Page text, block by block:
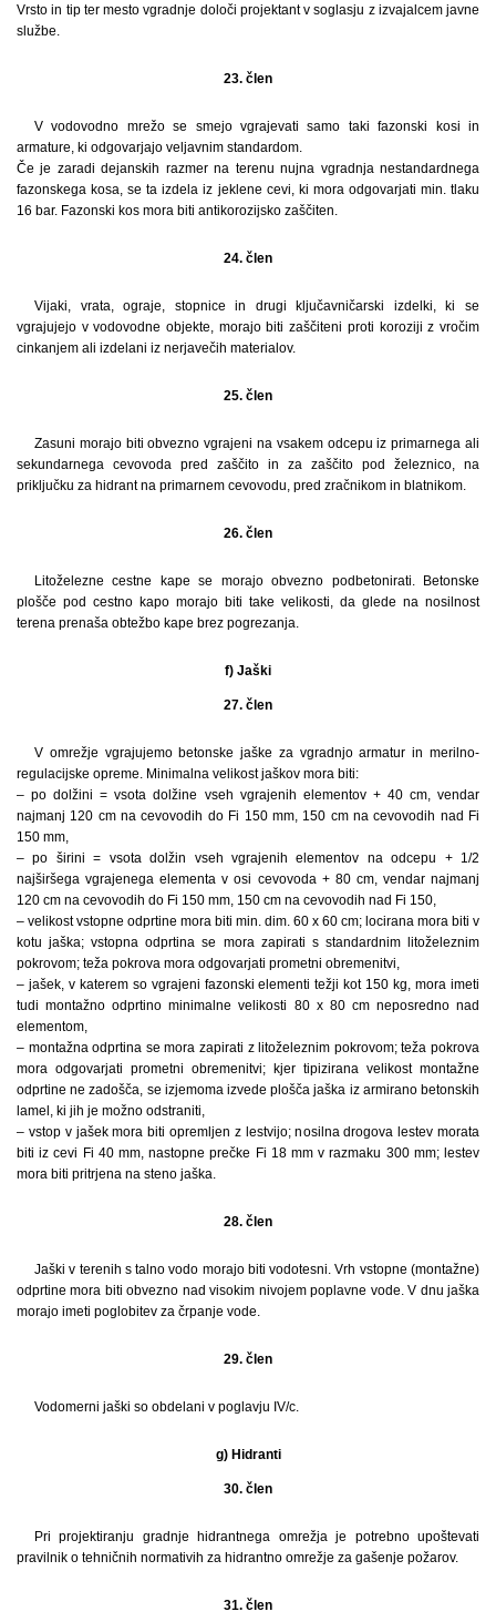
Vrsto in tip ter mesto vgradnje določi projektant v soglasju z izvajalcem javne
službe.
23. člen
V vodovodno mrežo se smejo vgrajevati samo taki fazonski kosi in
armature, ki odgovarjajo veljavnim standardom.
Če je zaradi dejanskih razmer na terenu nujna vgradnja nestandardnega
fazonskega kosa, se ta izdela iz jeklene cevi, ki mora odgovarjati min. tlaku
16 bar. Fazonski kos mora biti antikorozijsko zaščiten.
24. člen
Vijaki, vrata, ograje, stopnice in drugi ključavničarski izdelki, ki se
vgrajujejo v vodovodne objekte, morajo biti zaščiteni proti koroziji z vročim
cinkanjem ali izdelani iz nerjavečih materialov.
25. člen
Zasuni morajo biti obvezno vgrajeni na vsakem odcepu iz primarnega ali
sekundarnega cevovoda pred zaščito in za zaščito pod železnico, na
priključku za hidrant na primarnem cevovodu, pred zračnikom in blatnikom.
26. člen
Litoželezne cestne kape se morajo obvezno podbetonirati. Betonske
plošče pod cestno kapo morajo biti take velikosti, da glede na nosilnost
terena prenaša obtežbo kape brez pogrezanja.
f) Jaški
27. člen
V omrežje vgrajujemo betonske jaške za vgradnjo armatur in merilno-
regulacijske opreme. Minimalna velikost jaškov mora biti:
– po dolžini = vsota dolžine vseh vgrajenih elementov + 40 cm, vendar
najmanj 120 cm na cevovodih do Fi 150 mm, 150 cm na cevovodih nad Fi
150 mm,
– po širini = vsota dolžin vseh vgrajenih elementov na odcepu + 1/2
najširšega vgrajenega elementa v osi cevovoda + 80 cm, vendar najmanj
120 cm na cevovodih do Fi 150 mm, 150 cm na cevovodih nad Fi 150,
– velikost vstopne odprtine mora biti min. dim. 60 x 60 cm; locirana mora biti v
kotu jaška; vstopna odprtina se mora zapirati s standardnim litoželeznim
pokrovom; teža pokrova mora odgovarjati prometni obremenitvi,
– jašek, v katerem so vgrajeni fazonski elementi težji kot 150 kg, mora imeti
tudi montažno odprtino minimalne velikosti 80 x 80 cm neposredno nad
elementom,
– montažna odprtina se mora zapirati z litoželeznim pokrovom; teža pokrova
mora odgovarjati prometni obremenitvi; kjer tipizirana velikost montažne
odprtine ne zadošča, se izjemoma izvede plošča jaška iz armirano betonskih
lamel, ki jih je možno odstraniti,
– vstop v jašek mora biti opremljen z lestvijo; nosilna drogova lestev morata
biti iz cevi Fi 40 mm, nastopne prečke Fi 18 mm v razmaku 300 mm; lestev
mora biti pritrjena na steno jaška.
28. člen
Jaški v terenih s talno vodo morajo biti vodotesni. Vrh vstopne (montažne)
odprtine mora biti obvezno nad visokim nivojem poplavne vode. V dnu jaška
morajo imeti poglobitev za črpanje vode.
29. člen
Vodomerni jaški so obdelani v poglavju IV/c.
g) Hidranti
30. člen
Pri projektiranju gradnje hidrantnega omrežja je potrebno upoštevati
pravilnik o tehničnih normativih za hidrantno omrežje za gašenje požarov.
31. člen